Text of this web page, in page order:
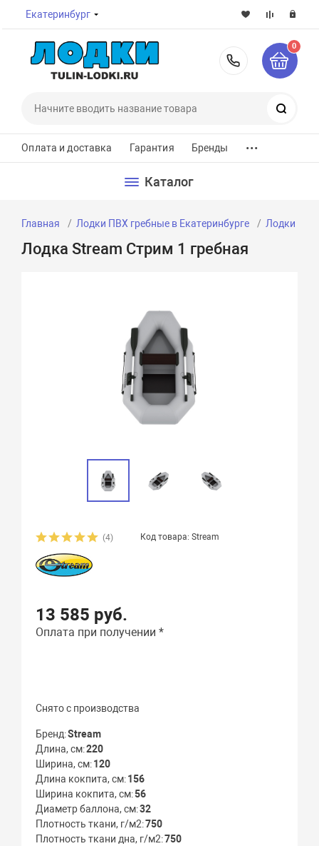
Екатеринбург
8-800-
0
Оплата и доставка Гарантия Бренды ...
Каталог
Главная Лодки ПВХ гребные в Екатеринбурге Лодки ПВХ
Лодка Stream Стрим 1 гребная
(4) Код товара: Stream
13 585 руб.
Оплата при получении *
Снято с производства
Бренд Stream
Длина, см 220
Ширина, см 120
Длина кокпита, см 156
Ширина кокпита, см 56
Диаметр баллона, см 32
Плотность ткани, г/м2 750
Плотность ткани дна, г/м2 750